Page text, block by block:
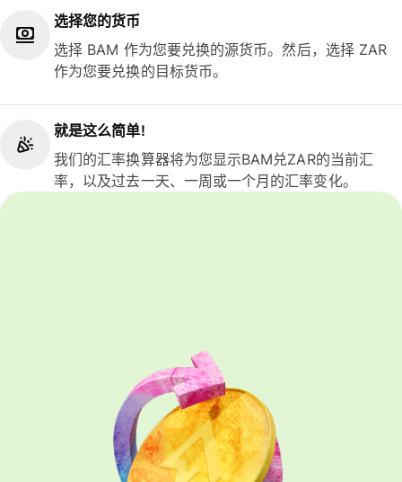
选择您的货币
选择 BAM 作为您要兑换的源货币。然后，选择 ZAR
作为您要兑换的目标货币。
就是这么简单!
我们的汇率换算器将为您显示BAM兑ZAR的当前汇
率，以及过去一天、一周或一个月的汇率变化。